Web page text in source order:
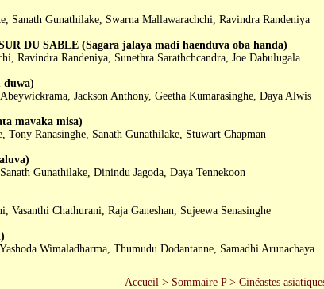
Sanath Gunathilake, Swarna Mallawarachchi, Ravindra Randeniya
DU SABLE (Sagara jalaya madi haenduva oba handa)
Ravindra Randeniya, Sunethra Sarathchcandra, Joe Dabulugala
Jackson Anthony, Geetha Kumarasinghe, Daya Alwis
mavaka misa)
Tony Ranasinghe, Sanath Gunathilake, Stuwart Chapman
Gunathilake, Dinindu Jagoda, Daya Tennekoon
Vasanthi Chathurani, Raja Ganeshan, Sujeewa Senasinghe
Wimaladharma, Thumudu Dodantanne, Samadhi Arunachaya
Accueil> Sommaire P> Cinéastes